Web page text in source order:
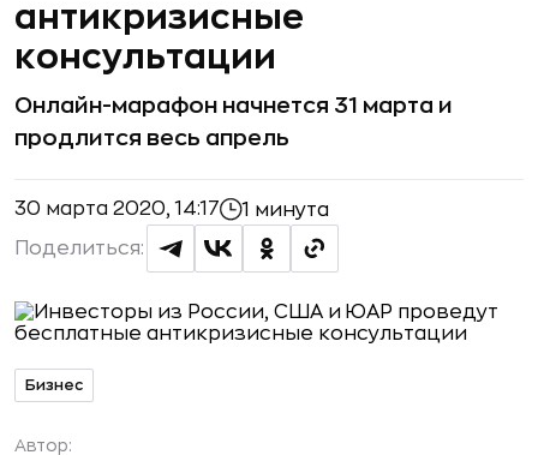
антикризисные
консультации
Онлайн-марафон начнется 31 марта и
продлится весь апрель
30 марта 2020, 14:17 1 минута
Поделиться:
Бизнес
Автор: